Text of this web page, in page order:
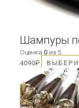
Шампуры
Оценка 0 из 5
4090₽